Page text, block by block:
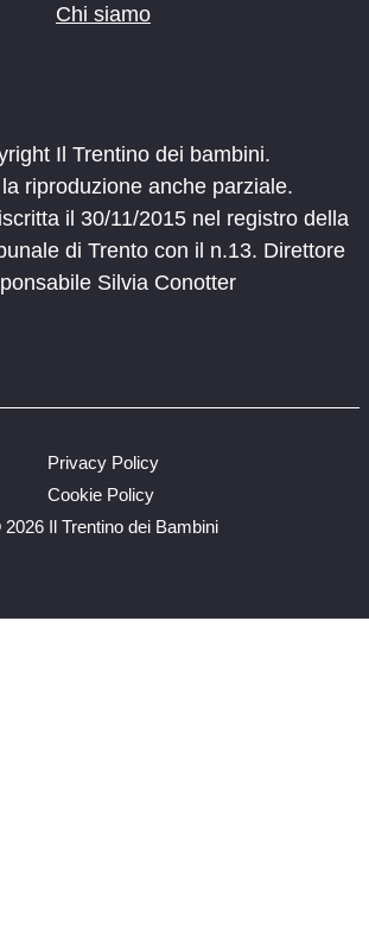
Chi siamo
Il Trentino dei bambini.
riproduzione anche parziale.
il 30/11/2015 nel registro della
di Trento con il n.13. Direttore
Silvia Conotter
2026 Il Trentino dei Bambini
Privacy Policy
Cookie Policy